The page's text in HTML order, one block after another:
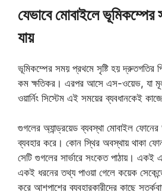
যেভাবে মোবাইলে ভূমিকম্পের
যায়
ভূমিকম্পের সময় প্রথমে সৃষ্টি হয় দ্রুতগতির
কম ক্ষতিকর। এরপর আসে এস-ওয়েভ, যা মূল
ওয়ার্নিং সিস্টেম এই সময়ের ব্যবধানকেই
গুগলের অ্যান্ড্রয়েড ব্যবস্থা মোবাইল ফোনের
ব্যবহার করে। কোন স্থির অবস্থায় থাকা
সেটি গুগলের সার্ভারে সংকেত পাঠায়।
একই ধরনের তথ্য পাওয়া গেলে কয়েক
করে আশপাশের ব্যবহারকারীদের কাছে